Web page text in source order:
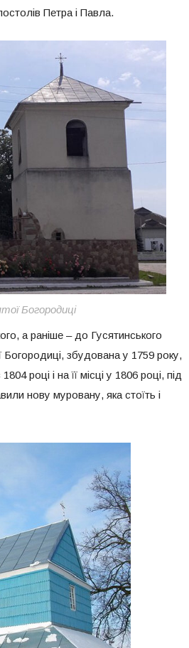
Петра і Павла.
Богородиці
а раніше – до Гусятинського
збудована у 1759 року,
році і на її місці у 1806 році, під
нову муровану, яка стоїть і